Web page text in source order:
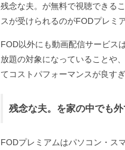
残念な夫。が無料で視聴できる
スが受けられるのがFODプレミ
FOD以外にも動画配信サービス
放題の対象になっていることや
てコストパフォーマンスが良す
残念な夫。を家の中でも
FODプレミアムはパソコン・ス